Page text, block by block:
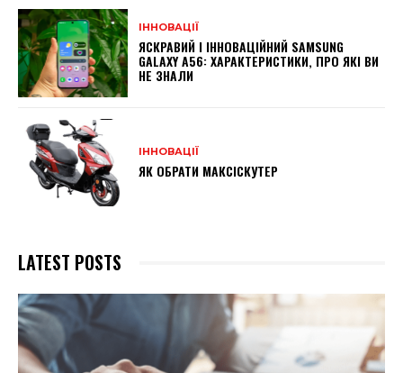
ІННОВАЦІЇ
ЯСКРАВИЙ І ІННОВАЦІЙНИЙ SAMSUNG
GALAXY A56: ХАРАКТЕРИСТИКИ, ПРО ЯКІ ВИ
НЕ ЗНАЛИ
ІННОВАЦІЇ
ЯК ОБРАТИ МАКСІСКУТЕР
LATEST POSTS